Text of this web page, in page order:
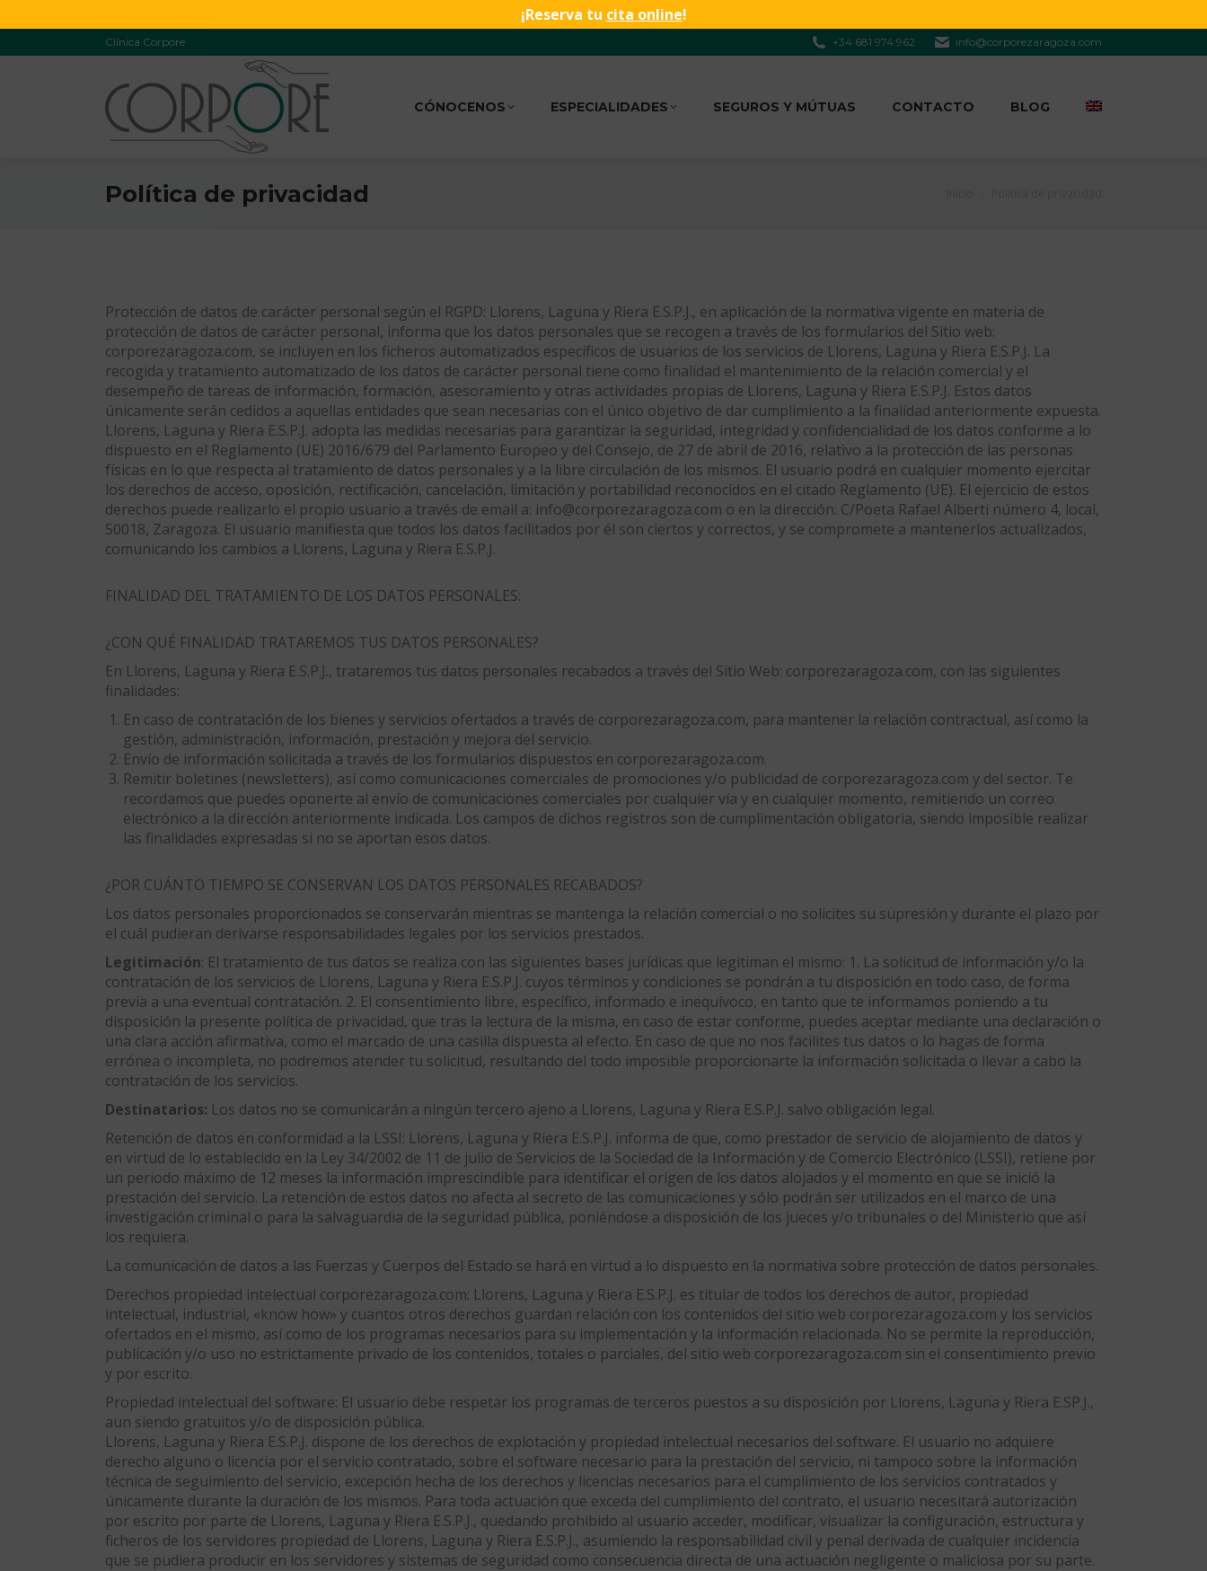
¡Reserva tu cita online!
Clínica Corpore +34 681 974 962 info@corporezaragoza.com
CÓNOCENOS ESPECIALIDADES SEGUROS Y MÚTUAS CONTACTO BLOG
Política de privacidad
Protección de datos de carácter personal según el RGPD: Llorens, Laguna y Riera E.S.P.J., en aplicación de la normativa vigente en materia de
protección de datos de carácter personal, informa que los datos personales que se recogen a través de los formularios del Sitio web:
corporezaragoza.com, se incluyen en los ficheros automatizados específicos de usuarios de los servicios de Llorens, Laguna y Riera E.S.P.J. La
recogida y tratamiento automatizado de los datos de carácter personal tiene como finalidad el mantenimiento de la relación comercial y el
desempeño de tareas de información, formación, asesoramiento y otras actividades propias de Llorens, Laguna y Riera E.S.P.J. Estos datos
únicamente serán cedidos a aquellas entidades que sean necesarias con el único objetivo de dar cumplimiento a la finalidad anteriormente expuesta.
Llorens, Laguna y Riera E.S.P.J. adopta las medidas necesarias para garantizar la seguridad, integridad y confidencialidad de los datos conforme a lo
dispuesto en el Reglamento (UE) 2016/679 del Parlamento Europeo y del Consejo, de 27 de abril de 2016, relativo a la protección de las personas
físicas en lo que respecta al tratamiento de datos personales y a la libre circulación de los mismos. El usuario podrá en cualquier momento ejercitar
los derechos de acceso, oposición, rectificación, cancelación, limitación y portabilidad reconocidos en el citado Reglamento (UE). El ejercicio de estos
derechos puede realizarlo el propio usuario a través de email a: info@corporezaragoza.com o en la dirección: C/Poeta Rafael Alberti número 4, local,
50018, Zaragoza. El usuario manifiesta que todos los datos facilitados por él son ciertos y correctos, y se compromete a mantenerlos actualizados,
comunicando los cambios a Llorens, Laguna y Riera E.S.P.J.
FINALIDAD DEL TRATAMIENTO DE LOS DATOS PERSONALES:
¿CON QUÉ FINALIDAD TRATAREMOS TUS DATOS PERSONALES?
En Llorens, Laguna y Riera E.S.P.J., trataremos tus datos personales recabados a través del Sitio Web: corporezaragoza.com, con las siguientes
finalidades:
En caso de contratación de los bienes y servicios ofertados a través de corporezaragoza.com, para mantener la relación contractual, así como la
gestión, administración, información, prestación y mejora del servicio.
Envío de información solicitada a través de los formularios dispuestos en corporezaragoza.com.
Remitir boletines (newsletters), así como comunicaciones comerciales de promociones y/o publicidad de corporezaragoza.com y del sector. Te
recordamos que puedes oponerte al envío de comunicaciones comerciales por cualquier vía y en cualquier momento, remitiendo un correo
electrónico a la dirección anteriormente indicada. Los campos de dichos registros son de cumplimentación obligatoria, siendo imposible realizar
las finalidades expresadas si no se aportan esos datos.
¿POR CUÁNTO TIEMPO SE CONSERVAN LOS DATOS PERSONALES RECABADOS?
Los datos personales proporcionados se conservarán mientras se mantenga la relación comercial o no solicites su supresión y durante el plazo por
el cuál pudieran derivarse responsabilidades legales por los servicios prestados.
Legitimación: El tratamiento de tus datos se realiza con las siguientes bases jurídicas que legitiman el mismo: 1. La solicitud de información y/o la
contratación de los servicios de Llorens, Laguna y Riera E.S.P.J. cuyos términos y condiciones se pondrán a tu disposición en todo caso, de forma
previa a una eventual contratación. 2. El consentimiento libre, específico, informado e inequívoco, en tanto que te informamos poniendo a tu
disposición la presente política de privacidad, que tras la lectura de la misma, en caso de estar conforme, puedes aceptar mediante una declaración o
una clara acción afirmativa, como el marcado de una casilla dispuesta al efecto. En caso de que no nos facilites tus datos o lo hagas de forma
errónea o incompleta, no podremos atender tu solicitud, resultando del todo imposible proporcionarte la información solicitada o llevar a cabo la
contratación de los servicios.
Destinatarios: Los datos no se comunicarán a ningún tercero ajeno a Llorens, Laguna y Riera E.S.P.J. salvo obligación legal.
Retención de datos en conformidad a la LSSI: Llorens, Laguna y Riera E.S.P.J. informa de que, como prestador de servicio de alojamiento de datos y
en virtud de lo establecido en la Ley 34/2002 de 11 de julio de Servicios de la Sociedad de la Información y de Comercio Electrónico (LSSI), retiene por
un periodo máximo de 12 meses la información imprescindible para identificar el origen de los datos alojados y el momento en que se inició la
prestación del servicio. La retención de estos datos no afecta al secreto de las comunicaciones y sólo podrán ser utilizados en el marco de una
investigación criminal o para la salvaguardia de la seguridad pública, poniéndose a disposición de los jueces y/o tribunales o del Ministerio que así
los requiera.
La comunicación de datos a las Fuerzas y Cuerpos del Estado se hará en virtud a lo dispuesto en la normativa sobre protección de datos personales.
Derechos propiedad intelectual corporezaragoza.com: Llorens, Laguna y Riera E.S.P.J. es titular de todos los derechos de autor, propiedad
intelectual, industrial, «know how» y cuantos otros derechos guardan relación con los contenidos del sitio web corporezaragoza.com y los servicios
ofertados en el mismo, así como de los programas necesarios para su implementación y la información relacionada. No se permite la reproducción,
publicación y/o uso no estrictamente privado de los contenidos, totales o parciales, del sitio web corporezaragoza.com sin el consentimiento previo
y por escrito.
Propiedad intelectual del software: El usuario debe respetar los programas de terceros puestos a su disposición por Llorens, Laguna y Riera E.SP.J.,
aun siendo gratuitos y/o de disposición pública.
Llorens, Laguna y Riera E.S.P.J. dispone de los derechos de explotación y propiedad intelectual necesarios del software. El usuario no adquiere
derecho alguno o licencia por el servicio contratado, sobre el software necesario para la prestación del servicio, ni tampoco sobre la información
técnica de seguimiento del servicio, excepción hecha de los derechos y licencias necesarios para el cumplimiento de los servicios contratados y
únicamente durante la duración de los mismos. Para toda actuación que exceda del cumplimiento del contrato, el usuario necesitará autorización
por escrito por parte de Llorens, Laguna y Riera E.S.P.J., quedando prohibido al usuario acceder, modificar, visualizar la configuración, estructura y
ficheros de los servidores propiedad de Llorens, Laguna y Riera E.S.P.J., asumiendo la responsabilidad civil y penal derivada de cualquier incidencia
que se pudiera producir en los servidores y sistemas de seguridad como consecuencia directa de una actuación negligente o maliciosa por su parte.